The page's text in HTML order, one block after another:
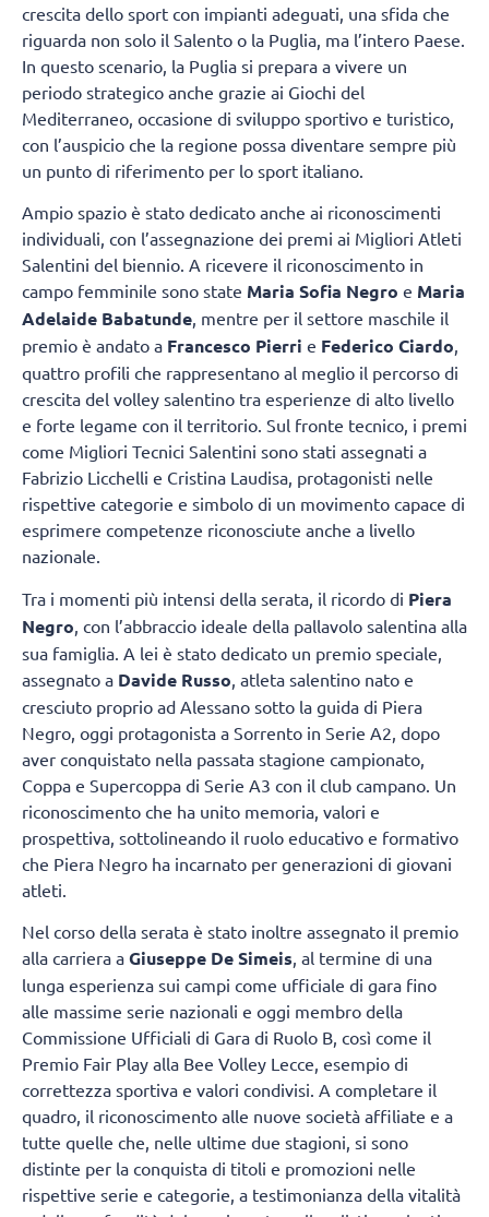
crescita dello sport con impianti adeguati, una sfida che
riguarda non solo il Salento o la Puglia, ma l’intero Paese.
In questo scenario, la Puglia si prepara a vivere un
periodo strategico anche grazie ai Giochi del
Mediterraneo, occasione di sviluppo sportivo e turistico,
con l’auspicio che la regione possa diventare sempre più
un punto di riferimento per lo sport italiano.
Ampio spazio è stato dedicato anche ai riconoscimenti
individuali, con l’assegnazione dei premi ai Migliori Atleti
Salentini del biennio. A ricevere il riconoscimento in
campo femminile sono state Maria Sofia Negro e Maria
Adelaide Babatunde, mentre per il settore maschile il
premio è andato a Francesco Pierri e Federico Ciardo,
quattro profili che rappresentano al meglio il percorso di
crescita del volley salentino tra esperienze di alto livello
e forte legame con il territorio. Sul fronte tecnico, i premi
come Migliori Tecnici Salentini sono stati assegnati a
Fabrizio Licchelli e Cristina Laudisa, protagonisti nelle
rispettive categorie e simbolo di un movimento capace di
esprimere competenze riconosciute anche a livello
nazionale.
Tra i momenti più intensi della serata, il ricordo di Piera
Negro , con l’abbraccio ideale della pallavolo salentina alla
sua famiglia. A lei è stato dedicato un premio speciale,
assegnato a Davide Russo , atleta salentino nato e
cresciuto proprio ad Alessano sotto la guida di Piera
Negro, oggi protagonista a Sorrento in Serie A2, dopo
aver conquistato nella passata stagione campionato,
Coppa e Supercoppa di Serie A3 con il club campano. Un
riconoscimento che ha unito memoria, valori e
prospettiva, sottolineando il ruolo educativo e formativo
che Piera Negro ha incarnato per generazioni di giovani
atleti.
Nel corso della serata è stato inoltre assegnato il premio
alla carriera a Giuseppe De Simeis, al termine di una
lunga esperienza sui campi come ufficiale di gara fino
alle massime serie nazionali e oggi membro della
Commissione Ufficiali di Gara di Ruolo B, così come il
Premio Fair Play alla Bee Volley Lecce, esempio di
correttezza sportiva e valori condivisi. A completare il
quadro, il riconoscimento alle nuove società affiliate e a
tutte quelle che, nelle ultime due stagioni, si sono
distinte per la conquista di titoli e promozioni nelle
rispettive serie e categorie, a testimonianza della vitalità